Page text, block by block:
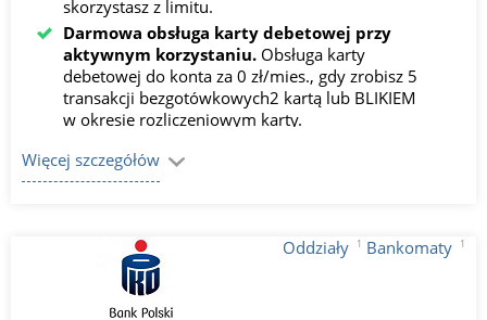
skorzystasz z limitu.
Darmowa obsługa karty debetowej przy
aktywnym korzystaniu. Obsługa karty
debetowej do konta za 0 zł/mies., gdy zrobisz 5
transakcji bezgotówkowych2 kartą lub BLIKIEM
w okresie rozliczeniowym karty.
gotówkę BLIKIEM ze wszystkich bankomatów w
Polsce za 0 zł, a kartą ze wszystkich
Więcej szczegółów
Oddziały 1 Bankomaty 1